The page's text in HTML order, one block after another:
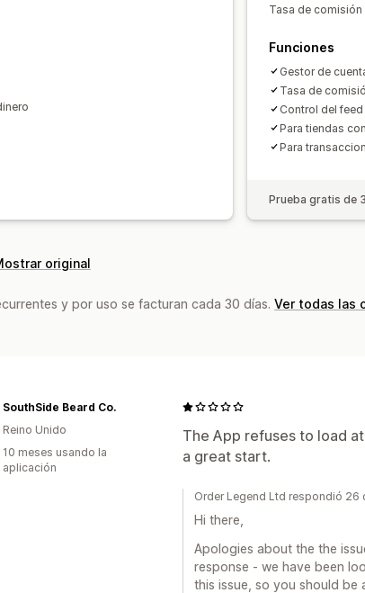
Seguimiento de
Tasa de
Funciones
Gestor de
Tasa de
Control del
Para tiendas
Para
Prueba gratis de
original
y por uso se facturan cada 30 días. Ver todas las
The App refuses to load
a great start.
SouthSide Beard Co.
Reino Unido
10 meses usando la
aplicación
Order Legend Ltd respondió 26
Hi there,
Apologies about the the
response - we have been
this issue, so you should be